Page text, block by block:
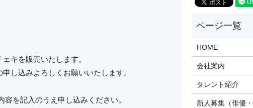
キを販売いたします。
し込みよろしくお願いいたします。
を記入のうえ申し込みください。
HOME
会社案内
タレント紹介
新人募集（俳優・